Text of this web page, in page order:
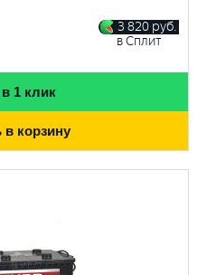
3 820 руб.
в Сплит
1 клик
в корзину